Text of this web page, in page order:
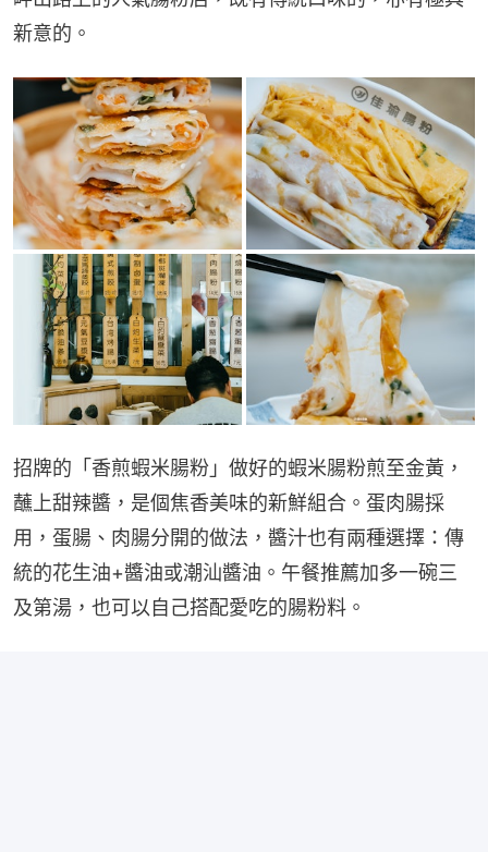
新意的。
招牌的「香煎蝦米腸粉」做好的蝦米腸粉煎至金黃，
蘸上甜辣醬，是個焦香美味的新鮮組合。蛋肉腸採
用，蛋腸、肉腸分開的做法，醬汁也有兩種選擇：傳
統的花生油+醬油或潮汕醬油。午餐推薦加多一碗三
及第湯，也可以自己搭配愛吃的腸粉料。